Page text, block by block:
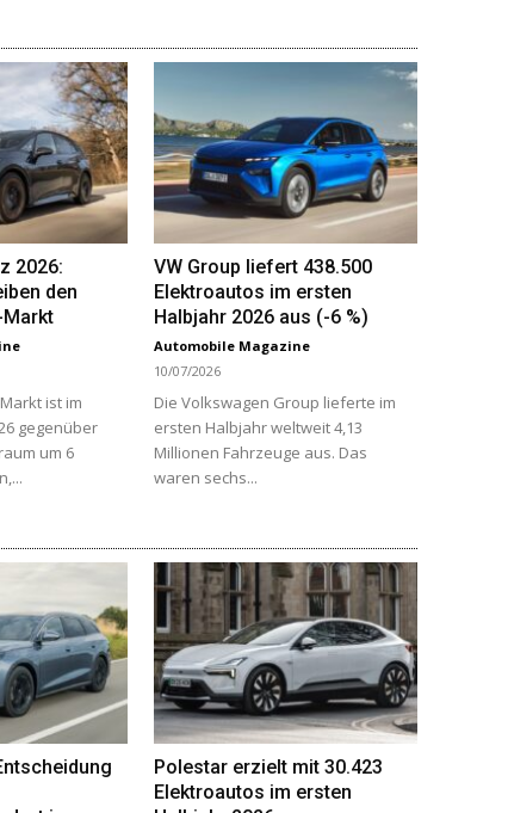
2026:
den
Markt
ist im
gegenüber
um 6
VW Group liefert 438.500
Elektroautos im ersten
Halbjahr 2026 aus (-6 %)
Automobile Magazine
10/07/2026
Die Volkswagen Group lieferte im
ersten Halbjahr weltweit 4,13
Millionen Fahrzeuge aus. Das
waren sechs...
Polestar erzielt mit 30.423
Elektroautos im ersten